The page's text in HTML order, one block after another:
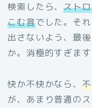
検索したら、スト
こむ音でした。そ
出さないよう、最
か。消極的すぎます
快か不快かなら、
が、あまり普通の